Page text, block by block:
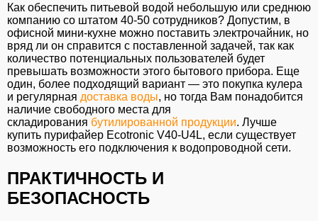
Как обеспечить питьевой водой небольшую или среднюю
компанию со штатом 40-50 сотрудников? Допустим, в
офисной мини-кухне можно поставить электрочайник, но
вряд ли он справится с поставленной задачей, так как
количество потенциальных пользователей будет
превышать возможности этого бытового прибора. Еще
один, более подходящий вариант — это покупка кулера
и регулярная доставка воды, но тогда Вам понадобится
наличие свободного места для
складирования бутилированной продукции. Лучше
купить пурифайер Ecotronic V40-U4L, если существует
возможность его подключения к водопроводной сети.
ПРАКТИЧНОСТЬ И
БЕЗОПАСНОСТЬ